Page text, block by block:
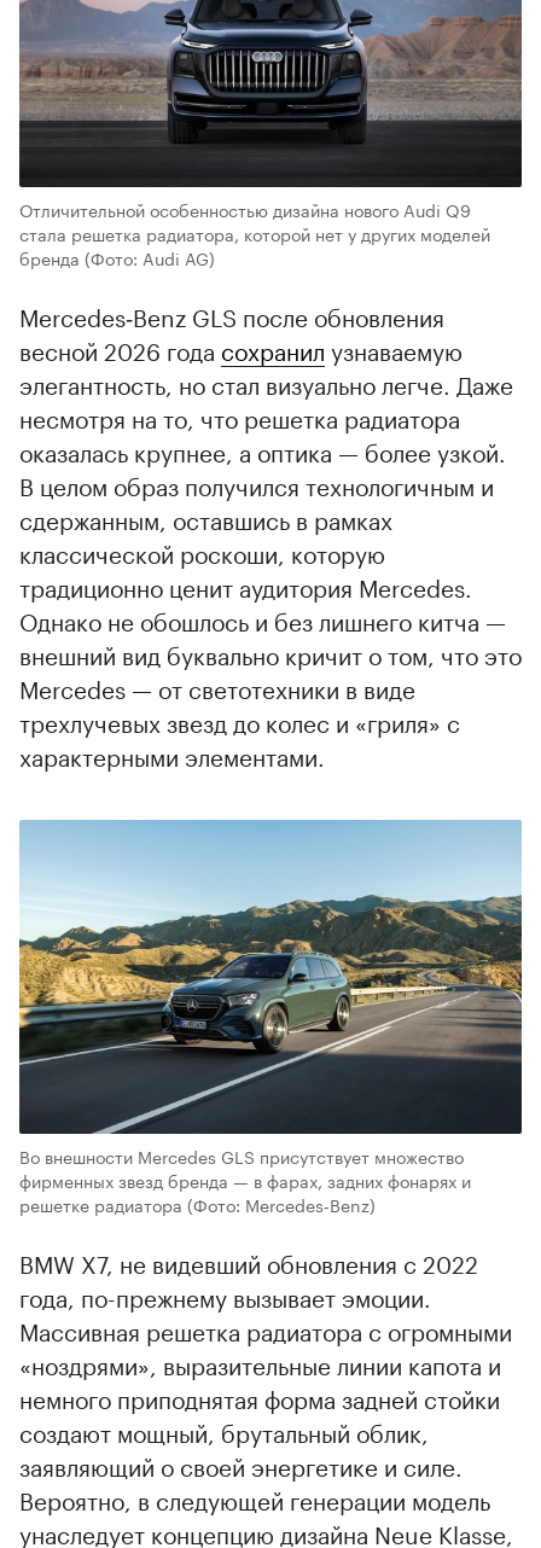
Отличительной особенностью дизайна нового Audi Q9
стала решетка радиатора, которой нет у других моделей
бренда (Фото: Audi AG)
Mercedes‑Benz GLS после обновления
весной 2026 года сохранил узнаваемую
элегантность, но стал визуально легче. Даже
несмотря на то, что решетка радиатора
оказалась крупнее, а оптика — более узкой.
В целом образ получился технологичным и
сдержанным, оставшись в рамках
классической роскоши, которую
традиционно ценит аудитория Mercedes.
Однако не обошлось и без лишнего китча —
внешний вид буквально кричит о том, что это
Mercedes — от светотехники в виде
трехлучевых звезд до колес и «гриля» с
характерными элементами.
Во внешности Mercedes GLS присутствует множество
фирменных звезд бренда — в фарах, задних фонарях и
решетке радиатора (Фото: Mercedes‑Benz)
BMW X7, не видевший обновления с 2022
года, по-прежнему вызывает эмоции.
Массивная решетка радиатора с огромными
«ноздрями», выразительные линии капота и
немного приподнятая форма задней стойки
создают мощный, брутальный облик,
заявляющий о своей энергетике и силе.
Вероятно, в следующей генерации модель
унаследует концепцию дизайна Neue Klasse,